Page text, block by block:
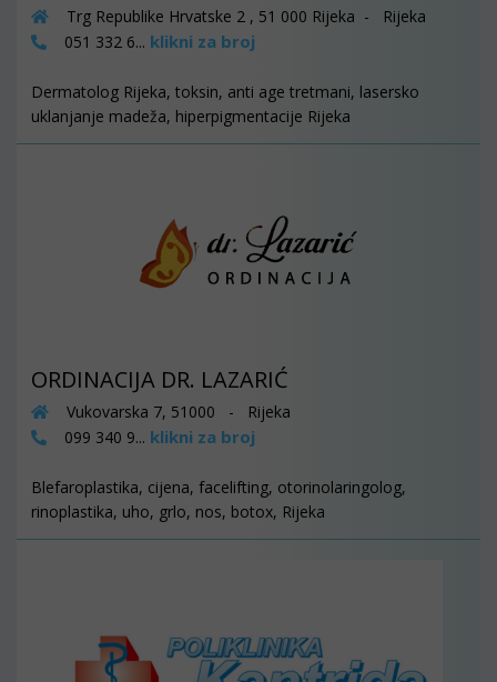
Trg Republike Hrvatske 2 , 51 000 Rijeka - Rijeka
051 332 6... klikni za broj
Dermatolog Rijeka, toksin, anti age tretmani, lasersko
uklanjanje madeža, hiperpigmentacije Rijeka
ORDINACIJA DR. LAZARIĆ
Vukovarska 7, 51000 - Rijeka
099 340 9... klikni za broj
Blefaroplastika, cijena, facelifting, otorinolaringolog,
rinoplastika, uho, grlo, nos, botox, Rijeka